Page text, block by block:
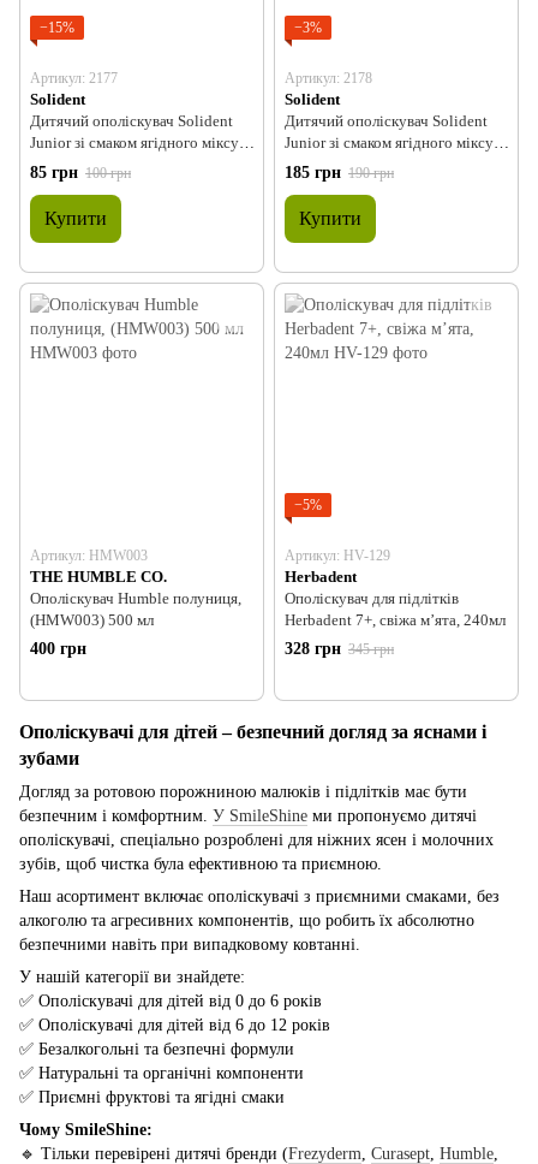
−15%
Артикул: 2177
Solident
Дитячий ополіскувач Solident
Junior зі смаком ягідного міксу,
фтор 240 ppm, 100 ml
85 грн 100 грн
Купити
−3%
Артикул: 2178
Solident
Дитячий ополіскувач Solident
Junior зі смаком ягідного міксу,
фтор 240 ppm, 250 ml
185 грн 190 грн
Купити
Артикул: HMW003
THE HUMBLE CO.
Ополіскувач Humble полуниця,
(HMW003) 500 мл
400 грн
−5%
Артикул: HV-129
Herbadent
Ополіскувач для підлітків
Herbadent 7+, свіжа м’ята, 240мл
328 грн 345 грн
Ополіскувачі для дітей – безпечний догляд за яснами і
зубами
Догляд за ротовою порожниною малюків і підлітків має бути
безпечним і комфортним. У SmileShine ми пропонуємо дитячі
ополіскувачі, спеціально розроблені для ніжних ясен і молочних
зубів, щоб чистка була ефективною та приємною.
Наш асортимент включає ополіскувачі з приємними смаками, без
алкоголю та агресивних компонентів, що робить їх абсолютно
безпечними навіть при випадковому ковтанні.
У нашій категорії ви знайдете:
✅ Ополіскувачі для дітей від 0 до 6 років
✅ Ополіскувачі для дітей від 6 до 12 років
✅ Безалкогольні та безпечні формули
✅ Натуральні та органічні компоненти
✅ Приємні фруктові та ягідні смаки
Чому SmileShine:
🔹 Тільки перевірені дитячі бренди (Frezyderm Curasept Humble